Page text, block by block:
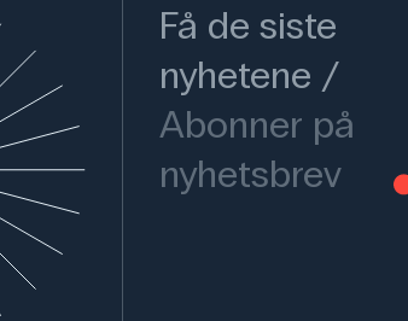
Få de siste
nyhetene
Abonner på
nyhetsbrev